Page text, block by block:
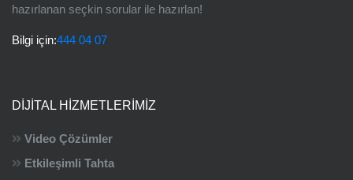
hazırlanan seçkin sorular ile hazırlan!
Bilgi için:444 04 07
DIJITAL HIZMETLERIMIZ
Video Çözümler
Etkileşimli Tahta